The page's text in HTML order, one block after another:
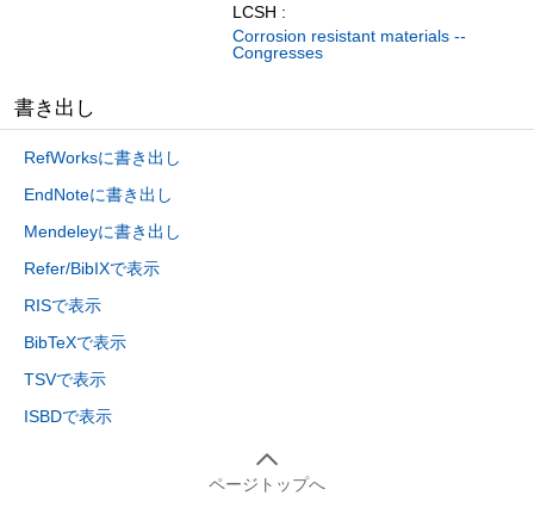
LCSH :
Corrosion resistant materials --
Congresses
書き出し
RefWorksに書き出し
EndNoteに書き出し
Mendeleyに書き出し
Refer/BibIXで表示
RISで表示
BibTeXで表示
TSVで表示
ISBDで表示
ページトップへ